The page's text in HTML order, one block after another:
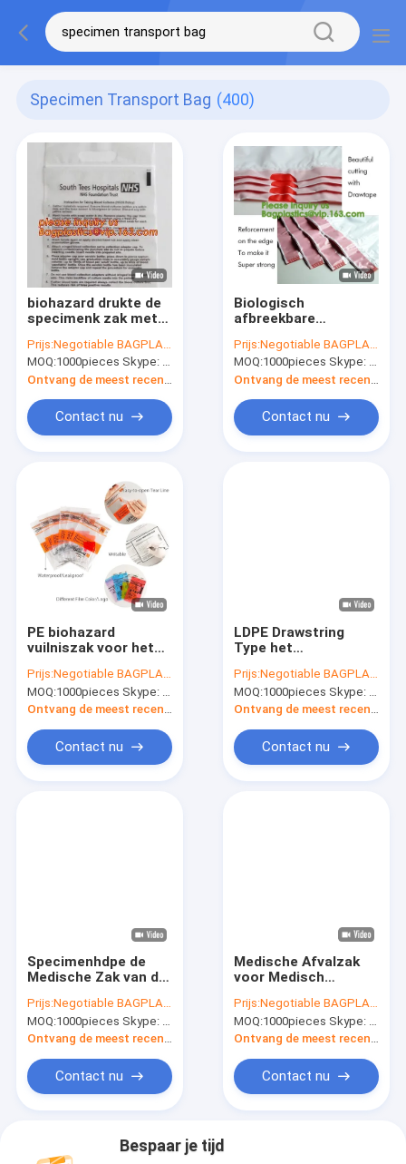
Specimen Transport Bag (400)
biohazard drukte de
specimenk zak met
douane ldpe 3 lagen
van de specimenzak
k de zak, pac, pacrite
Prijs:Negotiable BAGPLASTICS@YAHOO.COM
MOQ:1000pieces Skype: mydearneil
Contact nu
Biologisch
afbreekbare
Medische van de
Zakken (Biologisch
Gevaar) Plastic
Zakken van Specimen
Bio het
Gevaarzakken
Hoogte in zakken
Prijs:Negotiable BAGPLASTICS@YAHOO.COM
MOQ:1000pieces Skype: mydearneil
Contact nu
PE biohazard
vuilniszak voor het
besmettelijke
afvalzakken,
medische Vloeibare
gezondheidszorg,
gezondheidszorg,
Prijs:Negotiable BAGPLASTICS@YAHOO.COM
MOQ:1000pieces Skype: mydearneil
Contact nu
LDPE Drawstring
Type het
Biohazard, HDPE het
Type van Drawstring
het Afvalvuilniszak
Besmettelijke
Isolatie
Prijs:Negotiable BAGPLASTICS@YAHOO.COM
MOQ:1000pieces Skype: mydearneil
Contact nu
Specimenhdpe de
Medische Zak van de
Plastic Medische
Biohazard van de
Afvalverwijdering,
Polypropyleenzakken
Prijs:Negotiable BAGPLASTICS@YAHOO.COM
MOQ:1000pieces Skype: mydearneil
Ontvang de meest recente Prijs
Contact nu
Medische Afvalzak
voor Medisch
Gele/Rode/Zwarte
Besmettelijke/Medische
het Afvalzak/Voering
Drawcord/Drawstrin
Prijs:Negotiable BAGPLASTICS@YAHOO.COM
MOQ:1000pieces Skype: mydearneil
Ontvang de meest recente Prijs
Contact nu
Bespaar je tijd